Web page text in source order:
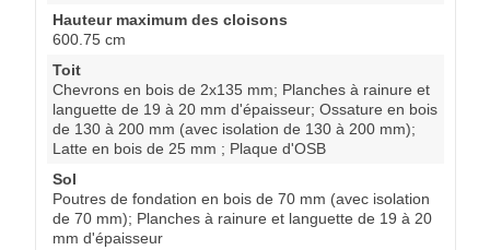
Hauteur maximum des cloisons
600.75 cm
Toit
Chevrons en bois de 2x135 mm; Planches à rainure et
languette de 19 à 20 mm d'épaisseur; Ossature en bois
de 130 à 200 mm (avec isolation de 130 à 200 mm);
Latte en bois de 25 mm ; Plaque d'OSB
Sol
Poutres de fondation en bois de 70 mm (avec isolation
de 70 mm); Planches à rainure et languette de 19 à 20
mm d'épaisseur